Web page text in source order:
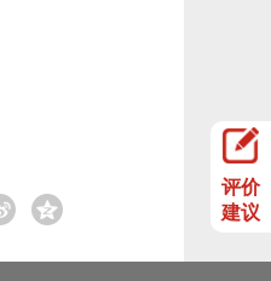
评价
建议